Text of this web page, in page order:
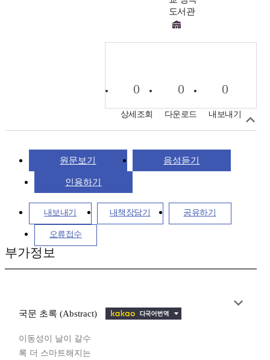
도서관
0
상세조회
0
다운로드
0
내보내기
원문보기 음성듣기
인용하기
내보내기 내책장담기 공유하기
오류접수
부가정보
국문 초록 (Abstract)
이동성이 날이 갈수
록 더 스마트해지는